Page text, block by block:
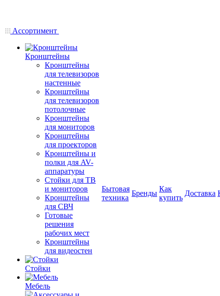
Ассортимент
Кронштейны
Кронштейны
для телевизоров
настенные
Кронштейны
для телевизоров
потолочные
Кронштейны
для мониторов
Кронштейны
для проекторов
Кронштейны и
полки для AV-
аппаратуры
Стойки для ТВ
и мониторов
Кронштейны
для СВЧ
Готовые
решения
рабочих мест
Кронштейны
для видеостен
Стойки
Мебель
Бытовая
техника
Бренды
Как
купить
Доставка